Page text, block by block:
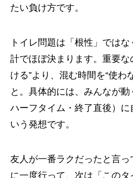
たい負け方です。
トイレ問題は「根性」では
計でほぼ決まります。重要な
ける”より、混む時間を“使わ
と。具体的には、みんなが動
ハーフタイム・終了直後）に
いう発想です。
友人が一番ラクだったと言
に一度行って、次は「このタ